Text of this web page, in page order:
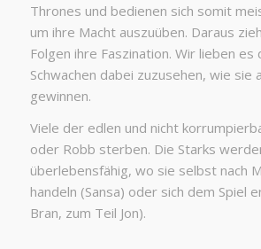
Thrones und bedienen sich somit
um ihre Macht auszuüben. Daraus
Folgen ihre Faszination. Wir lieben es
Schwachen dabei zuzusehen, wie sie
gewinnen.
Viele der edlen und nicht
oder Robb sterben. Die Starks
überlebensfähig, wo sie selbst nach
handeln (Sansa) oder sich dem Spiel
Bran, zum Teil Jon).